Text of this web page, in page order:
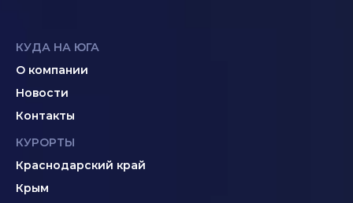
КУДА НА ЮГА
О компании
Новости
Контакты
КУРОРТЫ
Краснодарский край
Крым